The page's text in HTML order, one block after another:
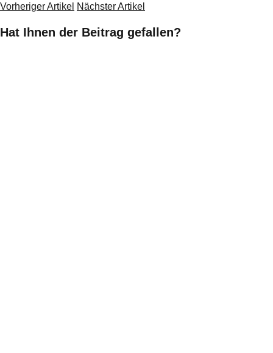
Vorheriger Artikel Nächster Artikel
Hat Ihnen der Beitrag gefallen?